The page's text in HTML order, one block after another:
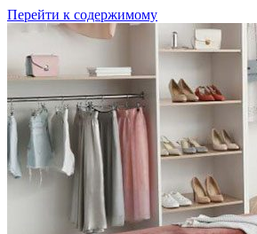
Перейти к содержимому